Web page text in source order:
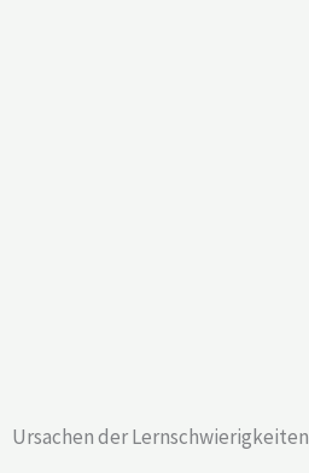
Ursachen der Lernschwierigkeiten